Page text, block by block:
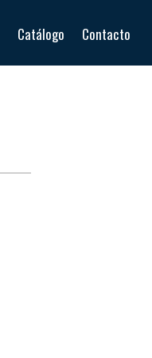
Catálogo Contacto